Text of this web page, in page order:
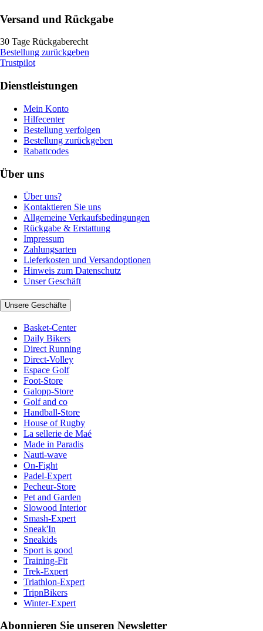
Versand und Rückgabe
30 Tage Rückgaberecht
Bestellung zurückgeben
Trustpilot
Dienstleistungen
Mein Konto
Hilfecenter
Bestellung verfolgen
Bestellung zurückgeben
Rabattcodes
Über uns
Über uns?
Kontaktieren Sie uns
Allgemeine Verkaufsbedingungen
Rückgabe & Erstattung
Impressum
Zahlungsarten
Lieferkosten und Versandoptionen
Hinweis zum Datenschutz
Unser Geschäft
Unsere Geschäfte
Basket-Center
Daily Bikers
Direct Running
Direct-Volley
Espace Golf
Foot-Store
Galopp-Store
Golf and co
Handball-Store
House of Rugby
La sellerie de Maé
Made in Paradis
Nauti-wave
On-Fight
Padel-Expert
Pecheur-Store
Pet and Garden
Slowood Interior
Smash-Expert
Sneak'In
Sneakids
Sport is good
Training-Fit
Trek-Expert
Triathlon-Expert
TripnBikers
Winter-Expert
Abonnieren Sie unseren Newsletter